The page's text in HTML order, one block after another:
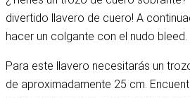
divertido llavero de cuero! A
hacer un colgante con el nudo bleed.
Para este llavero necesitarás un
de aproximadamente 25 cm.